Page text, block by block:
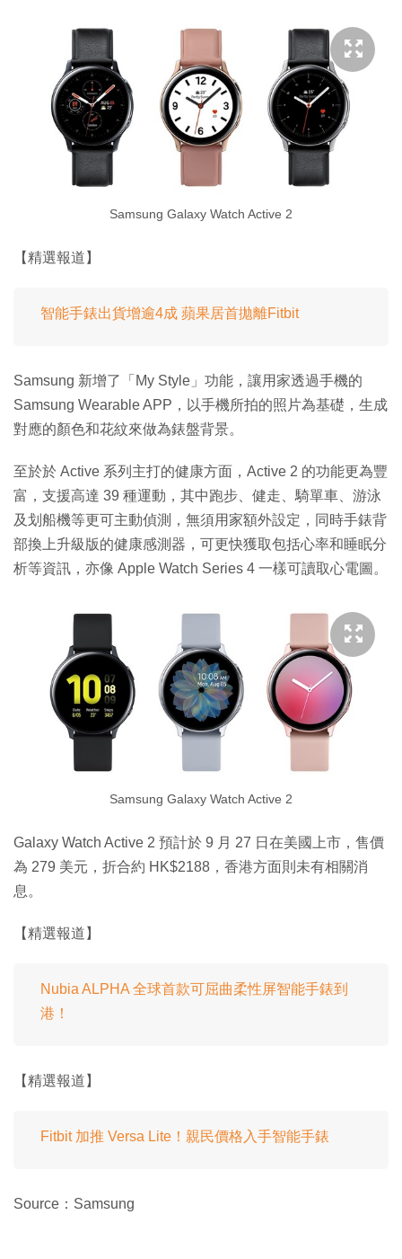
Samsung Galaxy Watch Active 2
【精選報道】
智能手錶出貨增逾4成 蘋果居首拋離Fitbit
Samsung 新增了「My Style」功能，讓用家透過手機的
Samsung Wearable APP，以手機所拍的照片為基礎，生成
對應的顏色和花紋來做為錶盤背景。
至於於 Active 系列主打的健康方面，Active 2 的功能更為豐
富，支援高達 39 種運動，其中跑步、健走、騎單車、游泳
及划船機等更可主動偵測，無須用家額外設定，同時手錶背
部換上升級版的健康感測器，可更快獲取包括心率和睡眠分
析等資訊，亦像 Apple Watch Series 4 一樣可讀取心電圖。
Samsung Galaxy Watch Active 2
Galaxy Watch Active 2 預計於 9 月 27 日在美國上市，售價
為 279 美元，折合約 HK$2188，香港方面則未有相關消
息。
【精選報道】
Nubia ALPHA 全球首款可屈曲柔性屏智能手錶到
港！
【精選報道】
Fitbit 加推 Versa Lite！親民價格入手智能手錶
Source：Samsung